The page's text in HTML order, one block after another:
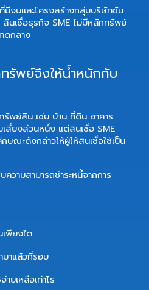
งบและโครงสร้างกลุ่มบริษัทซับ
นเชื่อธุรกิจ SME ไม่มีหลักทรัพย์
ดกลาง
รัพย์จึงให้น้ำหนักกับ
รัพย์สิน เช่น บ้าน ที่ดิน อาคาร
สี่ยงส่วนหนึ่ง แต่สินเชื่อ SME
ณะดังกล่าวให้ผู้ให้สินเชื่อใช้เป็น
วามสามารถชำระหนี้จากการ
พียงใด
าแล้วกี่รอบ
ยเหลือเท่าไร